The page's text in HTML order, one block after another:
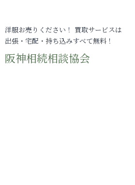
洋服お売りください！ 買取サービスは
出張・宅配・持ち込みすべて無料！
阪神相続相談協会